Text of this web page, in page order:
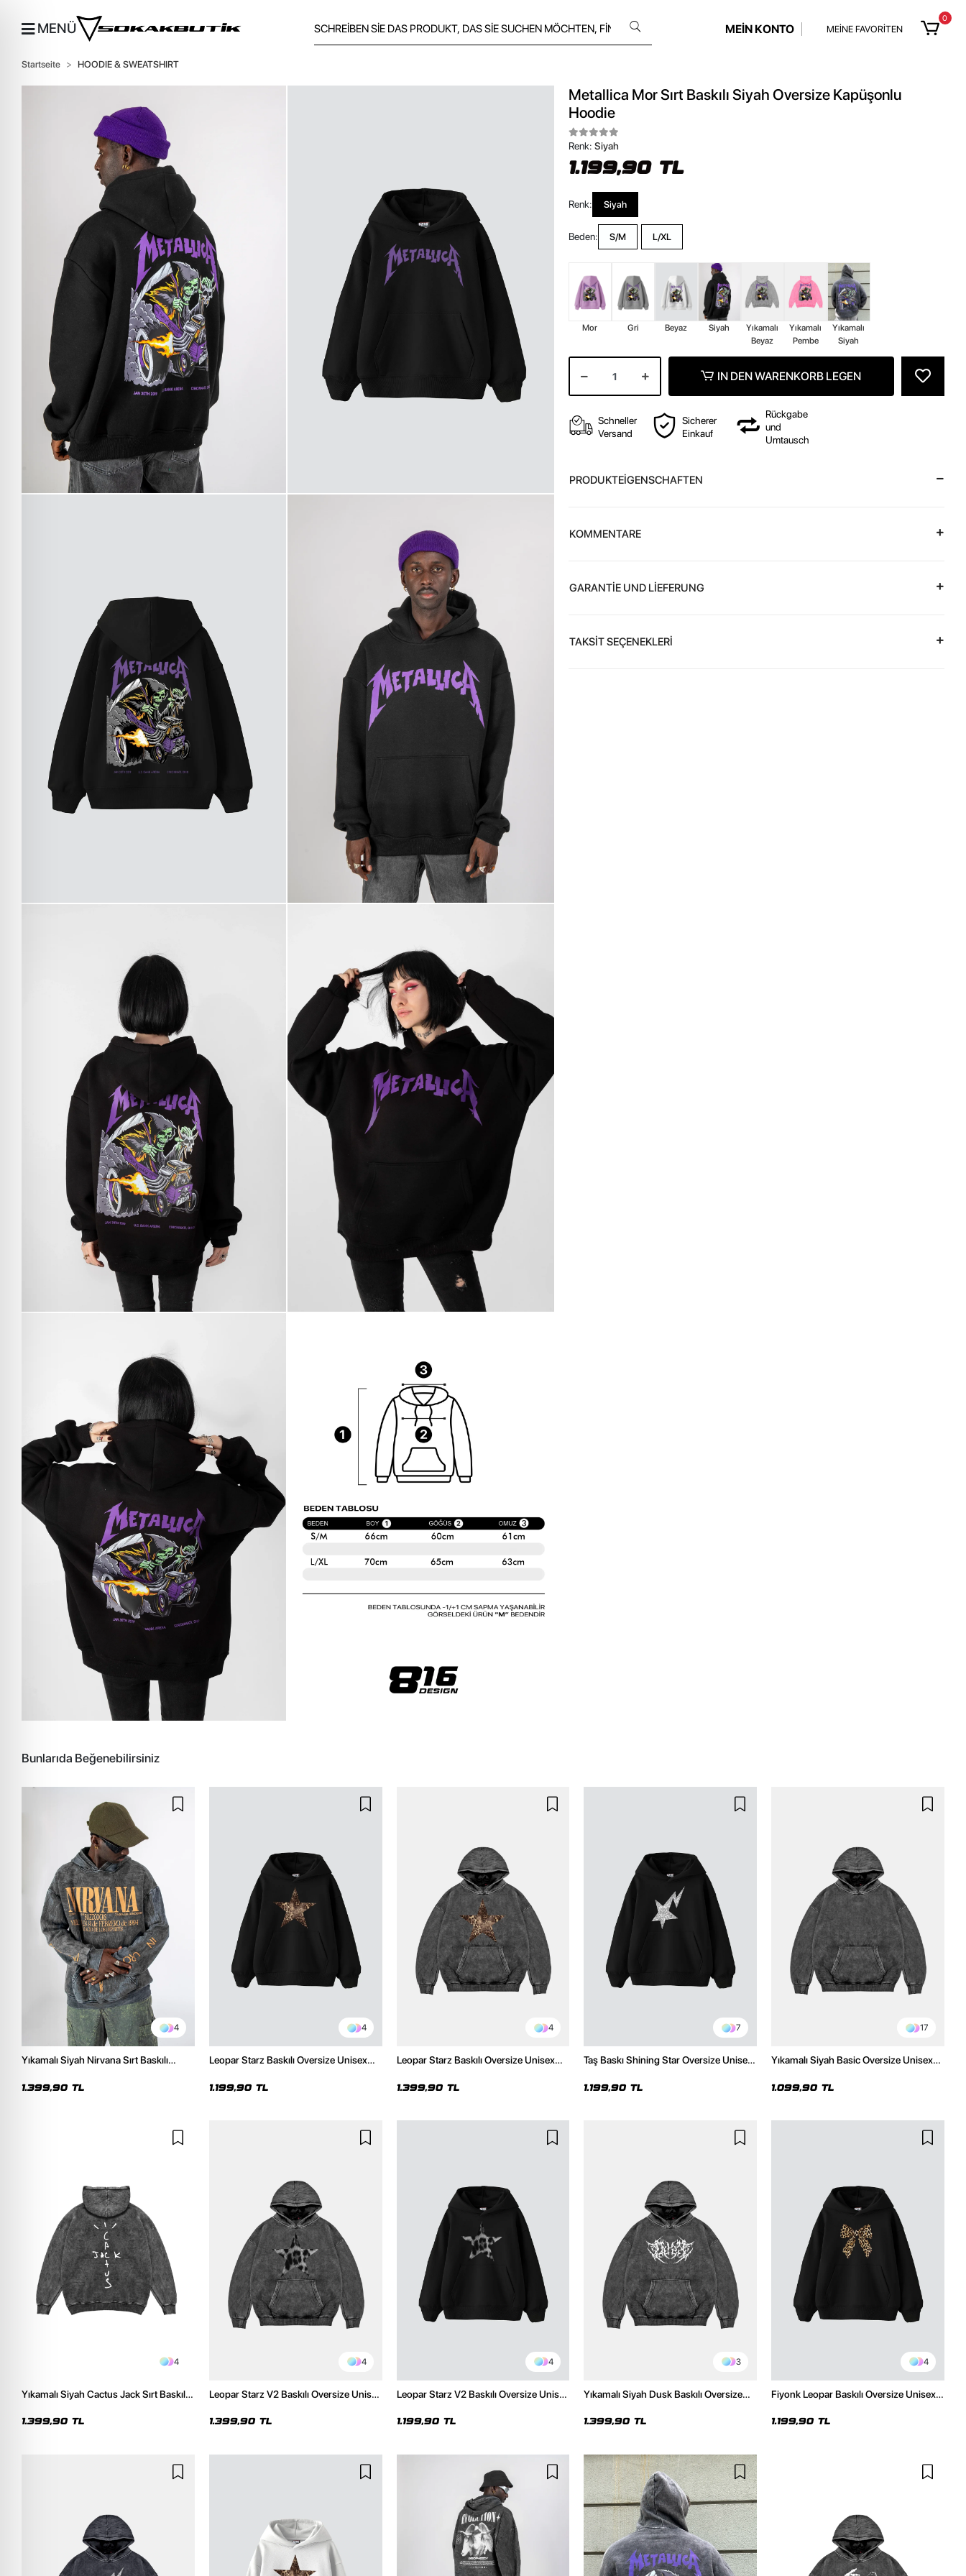
MENÜ MEİN KONTO MEİNE FAVORİTEN
0
Startseite HOODIE & SWEATSHIRT
Metallica Mor Sırt Baskılı Siyah Oversize Kapüşonlu
Hoodie
Renk: Siyah
1.199,90 TL
Renk: Siyah
Beden: S/M L/XL
Mor Gri Beyaz Siyah
Yıkamalı
Beyaz
Yıkamalı
Pembe
Yıkamalı
Siyah
IN DEN WARENKORB LEGEN
Schneller
Versand
Sicherer
Einkauf
Rückgabe
und
Umtausch
PRODUKTEİGENSCHAFTEN
KOMMENTARE
GARANTİE UND LİEFERUNG
TAKSİT SEÇENEKLERİ
Bunlarıda Beğenebilirsiniz
4
Yıkamalı Siyah Nirvana Sırt Baskılı
1.399,90 TL
4
Leopar Starz Baskılı Oversize Unisex
1.199,90 TL
4
Leopar Starz Baskılı Oversize Unisex
1.399,90 TL
7
Taş Baskı Shining Star Oversize Unisex
1.199,90 TL
17
Yıkamalı Siyah Basic Oversize Unisex
1.099,90 TL
4
Yıkamalı Siyah Cactus Jack Sırt Baskılı
1.399,90 TL
4
Leopar Starz V2 Baskılı Oversize Unisex
1.399,90 TL
4
Leopar Starz V2 Baskılı Oversize Unisex
1.199,90 TL
3
Yıkamalı Siyah Dusk Baskılı Oversize
1.399,90 TL
4
Fiyonk Leopar Baskılı Oversize Unisex
1.199,90 TL